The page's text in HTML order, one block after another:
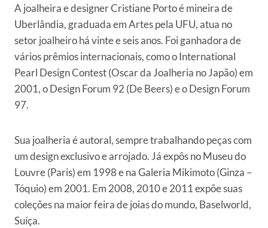
A joalheira e designer Cristiane Porto é mineira de
Uberlândia, graduada em Artes pela UFU, atua no
setor joalheiro há vinte e seis anos. Foi ganhadora de
vários prêmios internacionais, como o International
Pearl Design Contest (Oscar da Joalheria no Japão) em
2001, o Design Forum 92 (De Beers) e o Design Forum
97.
Sua joalheria é autoral, sempre trabalhando peças com
um design exclusivo e arrojado. Já expôs no Museu do
Louvre (Paris) em 1998 e na Galeria Mikimoto (Ginza –
Tóquio) em 2001. Em 2008, 2010 e 2011 expõe suas
coleções na maior feira de joias do mundo, Baselworld,
Suíça.